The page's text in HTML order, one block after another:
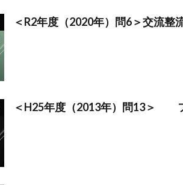
＜R2年度（2020年）問6＞交流
＜H25年度（2013年）問13＞